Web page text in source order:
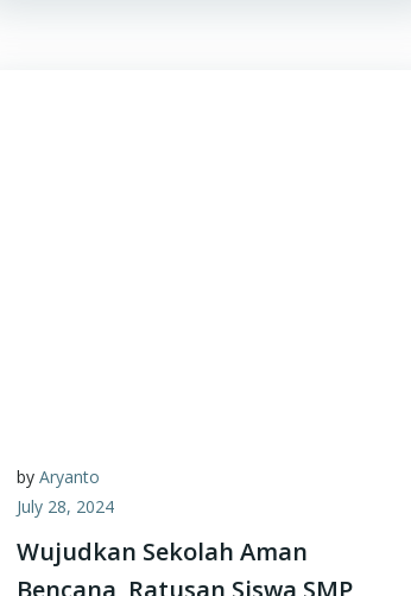
by Aryanto
July 28, 2024
Wujudkan Sekolah Aman
Bencana, Ratusan Siswa SMP